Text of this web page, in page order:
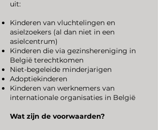
uit:
Kinderen van vluchtelingen en
asielzoekers (al dan niet in een
asielcentrum)
Kinderen die via gezinshereniging in
België terechtkomen
Niet-begeleide minderjarigen
Adoptiekinderen
Kinderen van werknemers van
internationale organisaties in België
Wat zijn de voorwaarden?